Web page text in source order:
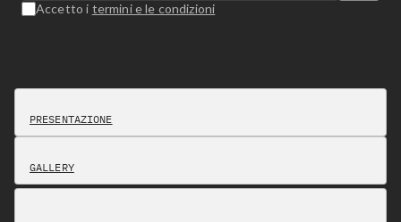
Accetto i termini e le condizioni
PRESENTAZIONE
GALLERY